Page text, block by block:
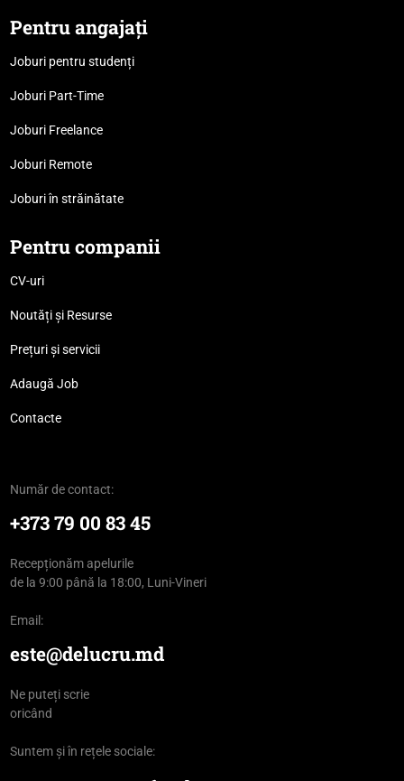
Pentru angajați
Joburi pentru studenți
Joburi Part-Time
Joburi Freelance
Joburi Remote
Joburi în străinătate
Pentru companii
CV-uri
Noutăți și Resurse
Prețuri și servicii
Adaugă Job
Contacte
Număr de contact:
+373 79 00 83 45
Recepționăm apelurile
de la 9:00 până la 18:00, Luni-Vineri
Email:
este@delucru.md
Ne puteți scrie
oricând
Suntem și în rețele sociale: